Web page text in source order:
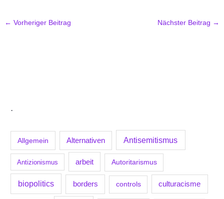
.
Allgemein Alternativen Antisemitismus
Antizionismus arbeit Autoritarismus
biopolitics borders controls culturacisme
← Vorheriger Beitrag Nächster Beitrag →